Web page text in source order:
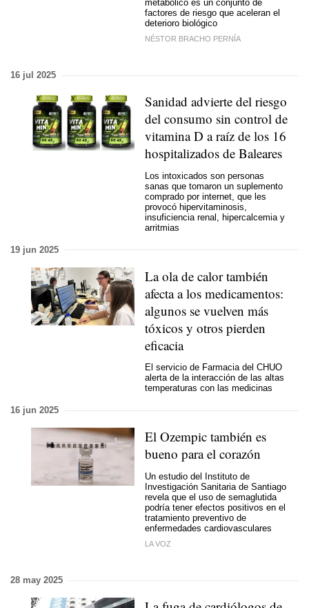
metabólico es un conjunto de
factores de riesgo que aceleran el
deterioro biológico
NÉSTOR BRACHO PERNÍA
16 jul 2025
Sanidad advierte del riesgo
del consumo sin control de
vitamina D a raíz de los 16
hospitalizados de Baleares
Los intoxicados son personas
sanas que tomaron un suplemento
comprado por internet, que les
provocó hipervitaminosis,
insuficiencia renal, hipercalcemia y
arritmias
19 jun 2025
La ola de calor también
afecta a los medicamentos:
algunos se vuelven más
tóxicos y otros pierden
eficacia
El servicio de Farmacia del CHUO
alerta de la interacción de las altas
temperaturas con las medicinas
16 jun 2025
El Ozempic también es
bueno para el corazón
Un estudio del Instituto de
Investigación Sanitaria de Santiago
revela que el uso de semaglutida
podría tener efectos positivos en el
tratamiento preventivo de
enfermedades cardiovasculares
LA VOZ
28 may 2025